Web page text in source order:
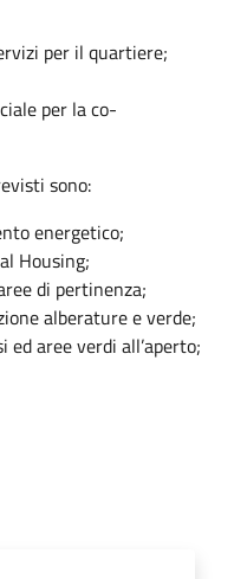
per il quartiere;
per la co-
sono:
energetico;
Housing;
di pertinenza;
alberature e verde;
ed aree verdi all’aperto;